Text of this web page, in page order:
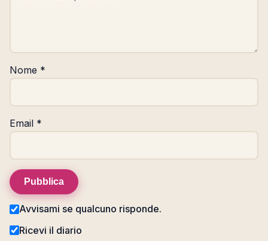
Nome *
Email *
Pubblica
Avvisami se qualcuno risponde.
Ricevi il diario